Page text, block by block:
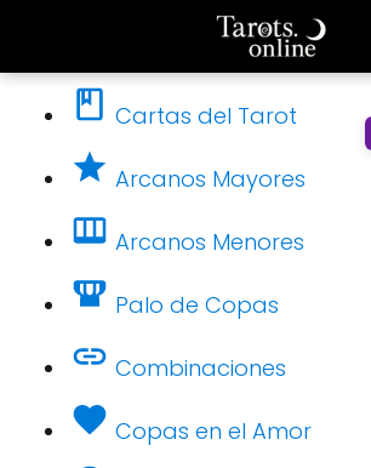
Cartas del Tarot
Arcanos Mayores
Arcanos Menores
Palo de Copas
Combinaciones
Copas en el Amor